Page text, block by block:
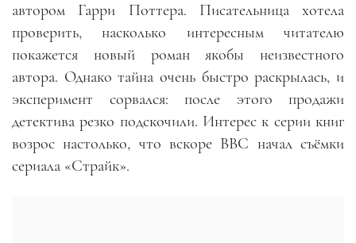
автором Гарри Поттера. Писательница хотела
проверить, насколько интересным читателю
покажется новый роман якобы неизвестного
автора. Однако тайна очень быстро раскрылась, и
эксперимент сорвался: после этого продажи
детектива резко подскочили. Интерес к серии книг
возрос настолько, что вскоре BBC начал съёмки
сериала «Страйк».